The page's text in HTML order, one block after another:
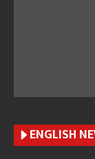
ENGLISH N